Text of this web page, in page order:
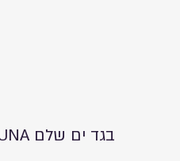
בגד ים שלם LUNA תכלת